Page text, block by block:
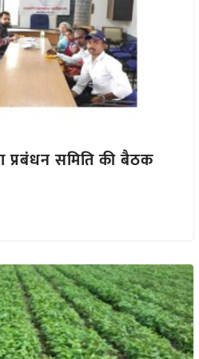
प्रबंधन समिति की बैठक